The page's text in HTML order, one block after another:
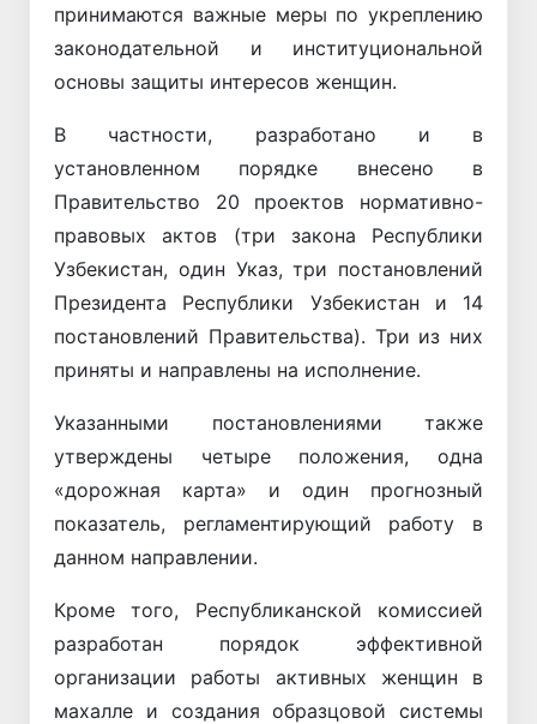
принимаются важные меры по укреплению
законодательной и институциональной
основы защиты интересов женщин.
В частности, разработано и в
установленном порядке внесено в
Правительство 20 проектов нормативно-
правовых актов (три закона Республики
Узбекистан, один Указ, три постановлений
Президента Республики Узбекистан и 14
постановлений Правительства). Три из них
приняты и направлены на исполнение.
Указанными постановлениями также
утверждены четыре положения, одна
«дорожная карта» и один прогнозный
показатель, регламентирующий работу в
данном направлении.
Кроме того, Республиканской комиссией
разработан порядок эффективной
организации работы активных женщин в
махалле и создания образцовой системы